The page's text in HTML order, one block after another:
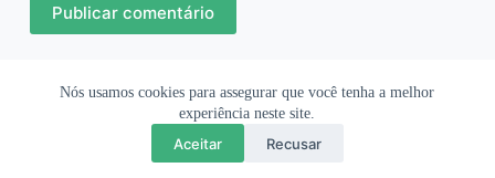
Nós usamos cookies para assegurar que você tenha a melhor
experiência neste site.
Aceitar Recusar
Publicar comentário
Ofertas Shopee Política de Privacidade Sobre